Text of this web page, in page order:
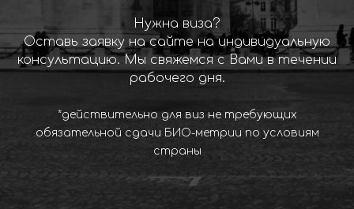
Нужна виза?
Оставь заявку на сайте на индивидуальную
консультацию. Мы свяжемся с Вами в течении
рабочего дня.
*действительно для виз не требующих
обязательной сдачи БИО-метрии по условиям
страны